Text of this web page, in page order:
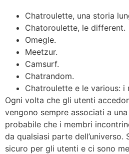
Chatroulette, una storia
Chatoroulette, le different.
Omegle.
Meetzur.
Camsurf.
Chatrandom.
Chatroulette e le various: i
Ogni volta che gli utenti
vengono sempre associati a
probabile che i membri
da qualsiasi parte dell’universo.
sicuro per gli utenti e ci sono